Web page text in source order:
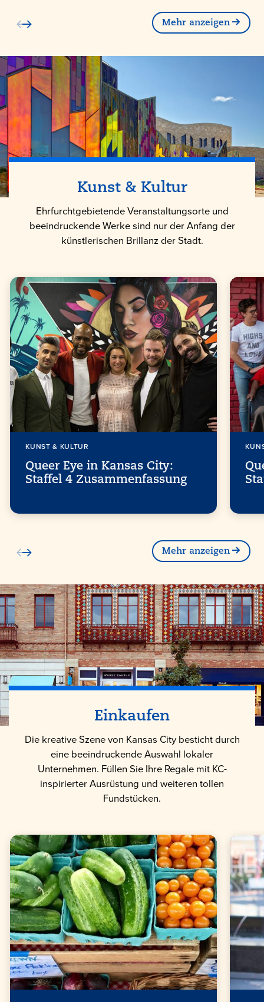
Mehr anzeigen
Kunst & Kultur
Ehrfurchtgebietende Veranstaltungsorte und
beeindruckende Werke sind nur der Anfang der
künstlerischen Brillanz der Stadt.
KUNST & KULTUR
Queer Eye in Kansas City:
Staffel 4 Zusammenfassung
Mehr anzeigen
Einkaufen
Die kreative Szene von Kansas City besticht durch
eine beeindruckende Auswahl lokaler
Unternehmen. Füllen Sie Ihre Regale mit KC-
inspirierter Ausrüstung und weiteren tollen
Fundstücken.